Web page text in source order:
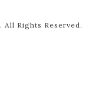
. All Rights Reserved.